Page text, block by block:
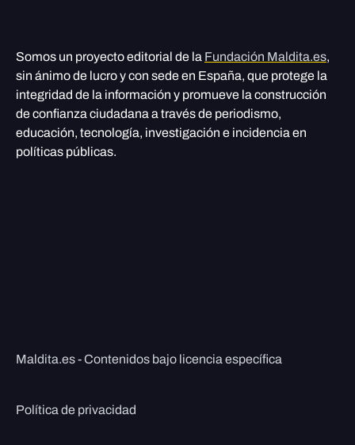
Somos un proyecto editorial de la Fundación Maldita.es,
sin ánimo de lucro y con sede en España, que protege la
integridad de la información y promueve la construcción
de confianza ciudadana a través de periodismo,
educación, tecnología, investigación e incidencia en
políticas públicas.
Maldita.es - Contenidos bajo licencia específica
Política de privacidad